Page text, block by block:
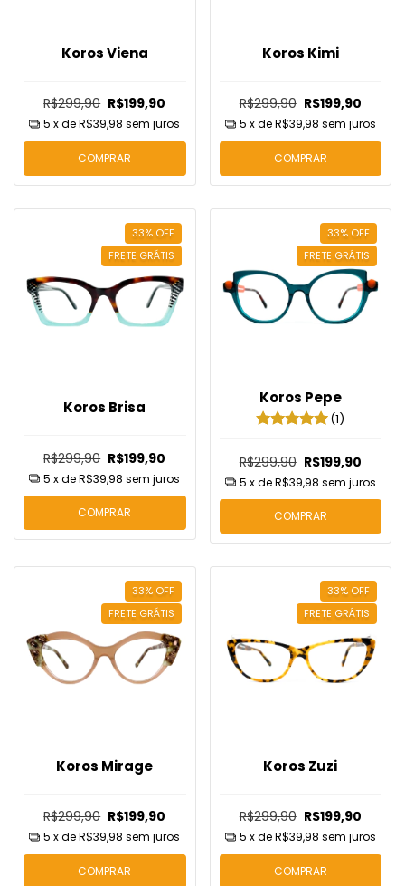
Koros Viena
R$299,90 R$199,90
5 x deR$39,98 sem juros
COMPRAR
Koros Kimi
R$299,90 R$199,90
5 x deR$39,98 sem juros
COMPRAR
33% OFF
FRETE GRÁTIS
Koros Brisa
R$299,90 R$199,90
5 x deR$39,98 sem juros
COMPRAR
33% OFF
FRETE GRÁTIS
Koros Pepe
(1)
R$299,90 R$199,90
5 x deR$39,98 sem juros
COMPRAR
33% OFF
FRETE GRÁTIS
Koros Mirage
R$299,90 R$199,90
5 x deR$39,98 sem juros
COMPRAR
33% OFF
FRETE GRÁTIS
Koros Zuzi
R$299,90 R$199,90
5 x deR$39,98 sem juros
COMPRAR